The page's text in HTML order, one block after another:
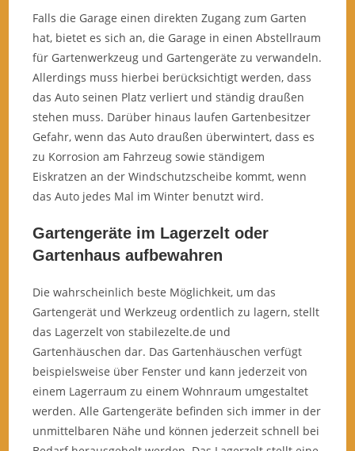
Falls die Garage einen direkten Zugang zum Garten
hat, bietet es sich an, die Garage in einen Abstellraum
für Gartenwerkzeug und Gartengeräte zu verwandeln.
Allerdings muss hierbei berücksichtigt werden, dass
das Auto seinen Platz verliert und ständig draußen
stehen muss. Darüber hinaus laufen Gartenbesitzer
Gefahr, wenn das Auto draußen überwintert, dass es
zu Korrosion am Fahrzeug sowie ständigem
Eiskratzen an der Windschutzscheibe kommt, wenn
das Auto jedes Mal im Winter benutzt wird.
Gartengeräte im Lagerzelt oder
Gartenhaus aufbewahren
Die wahrscheinlich beste Möglichkeit, um das
Gartengerät und Werkzeug ordentlich zu lagern, stellt
das Lagerzelt von stabilezelte.de und
Gartenhäuschen dar. Das Gartenhäuschen verfügt
beispielsweise über Fenster und kann jederzeit von
einem Lagerraum zu einem Wohnraum umgestaltet
werden. Alle Gartengeräte befinden sich immer in der
unmittelbaren Nähe und können jederzeit schnell bei